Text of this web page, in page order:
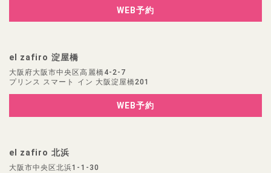
WEB予約
el zafiro 淀屋橋
大阪府大阪市中央区高麗橋4-2-7
プリンス スマート イン 大阪淀屋橋201
WEB予約
el zafiro 北浜
大阪市中央区北浜1-1-30